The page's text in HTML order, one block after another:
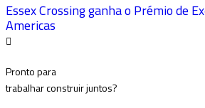
Essex Crossing ganha o Prémio de
Americas
Pronto para
trabalharconstruirjuntos?